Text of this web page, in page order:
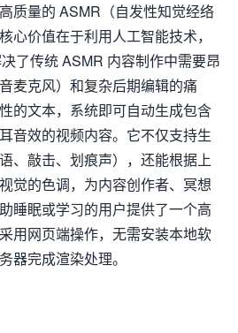
质量的 ASMR（自发性知觉经络
心价值在于利用人工智能技术，
了传统 ASMR 内容制作中需要昂
麦克风）和复杂后期编辑的痛
的文本，系统即可自动生成包含
音效的视频内容。它不仅支持生
、敲击、划痕声），还能根据上
觉的色调，为内容创作者、冥想
睡眠或学习的用户提供了一个高
用网页端操作，无需安装本地软
器完成渲染处理。